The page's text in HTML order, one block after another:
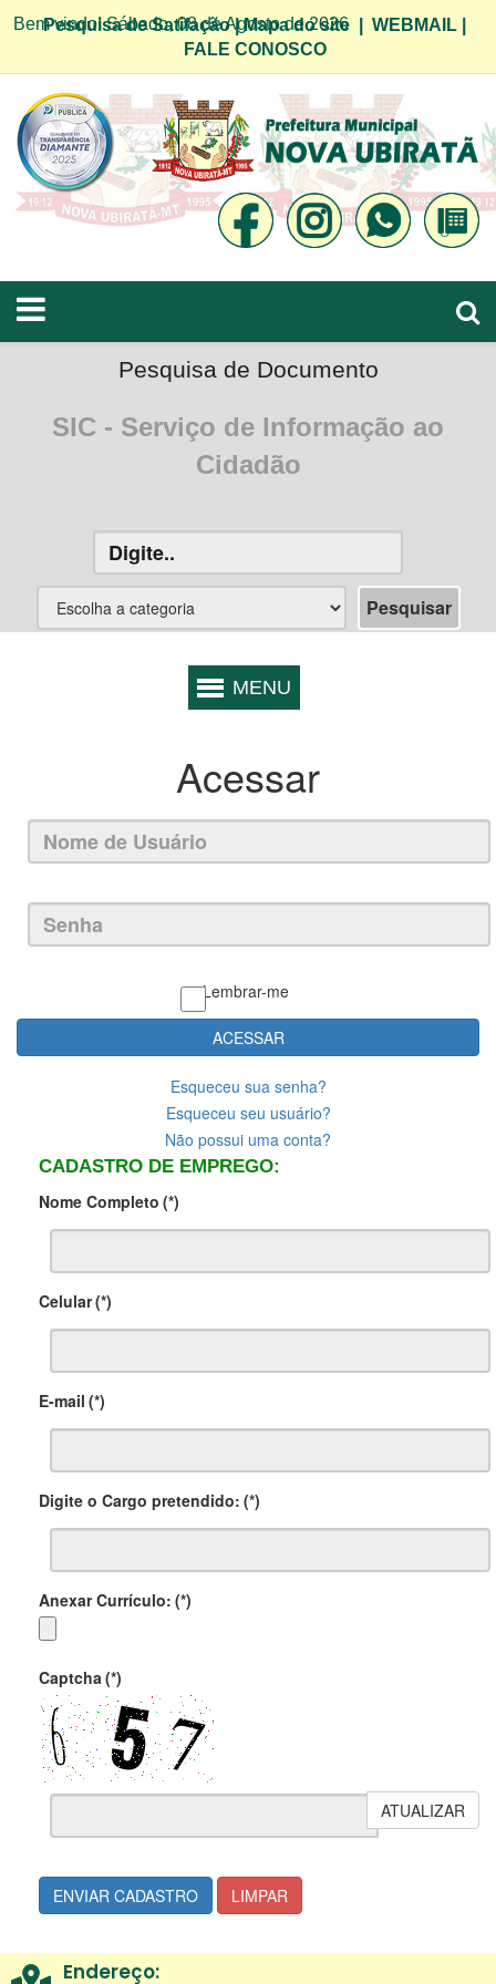
Bem vindo! Sábado, 08 de Agosto de 2026
Pesquisa de Satifação|Mapa do site WEBMAIL
FALE CONOSCO
Pesquisa de Documento
SIC - Serviço de Informação ao
Cidadão
Acessar
Lembrar-me
ACESSAR
Esqueceu sua senha?
Esqueceu seu usuário?
Não possui uma conta?
CADASTRO DE EMPREGO:
Nome Completo (*)
Celular(*)
E-mail (*)
Digite o Cargo pretendido: (*)
Anexar Currículo: (*)
Captcha (*)
ATUALIZAR
ENVIAR CADASTRO LIMPAR
Endereço: